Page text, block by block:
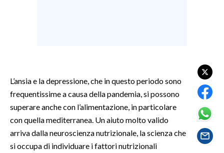
SPETTACOLI
L’ansia e la depressione, che in questo periodo sono
frequentissime a causa della pandemia, si possono
superare anche con l’alimentazione, in particolare
con quella mediterranea. Un aiuto molto valido
arriva dalla neuroscienza nutrizionale, la scienza che
si occupa di individuare i fattori nutrizionali